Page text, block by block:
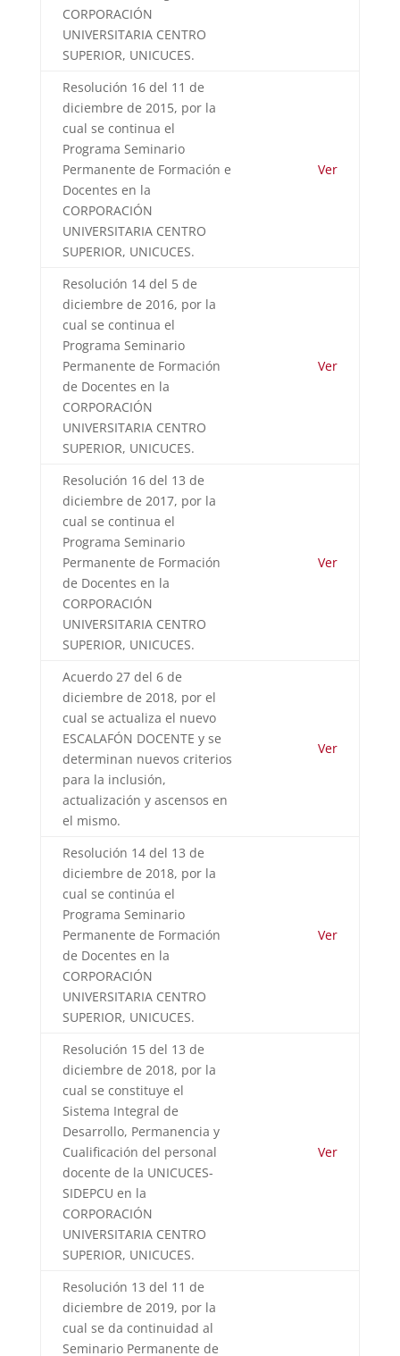
CORPORACIÓN
UNIVERSITARIA CENTRO
SUPERIOR, UNICUCES.
Resolución 16 del 11 de
diciembre de 2015, por la
cual se continua el
Programa Seminario
Permanente de Formación e
Docentes en la
CORPORACIÓN
UNIVERSITARIA CENTRO
SUPERIOR, UNICUCES.
Ver
Resolución 14 del 5 de
diciembre de 2016, por la
cual se continua el
Programa Seminario
Permanente de Formación
de Docentes en la
CORPORACIÓN
UNIVERSITARIA CENTRO
SUPERIOR, UNICUCES.
Ver
Resolución 16 del 13 de
diciembre de 2017, por la
cual se continua el
Programa Seminario
Permanente de Formación
de Docentes en la
CORPORACIÓN
UNIVERSITARIA CENTRO
SUPERIOR, UNICUCES.
Ver
Acuerdo 27 del 6 de
diciembre de 2018, por el
cual se actualiza el nuevo
ESCALAFÓN DOCENTE y se
determinan nuevos criterios
para la inclusión,
actualización y ascensos en
el mismo.
Ver
Resolución 14 del 13 de
diciembre de 2018, por la
cual se continúa el
Programa Seminario
Permanente de Formación
de Docentes en la
CORPORACIÓN
UNIVERSITARIA CENTRO
SUPERIOR, UNICUCES.
Ver
Resolución 15 del 13 de
diciembre de 2018, por la
cual se constituye el
Sistema Integral de
Desarrollo, Permanencia y
Cualificación del personal
docente de la UNICUCES-
SIDEPCU en la
CORPORACIÓN
UNIVERSITARIA CENTRO
SUPERIOR, UNICUCES.
Ver
Resolución 13 del 11 de
diciembre de 2019, por la
cual se da continuidad al
Seminario Permanente de